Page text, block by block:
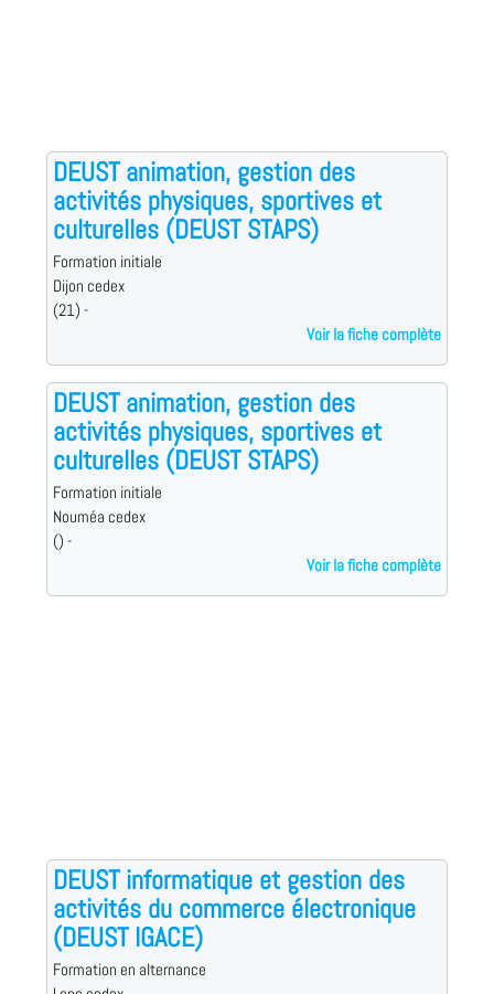
DEUST animation, gestion des
activités physiques, sportives et
culturelles (DEUST STAPS)
Formation initiale
Dijon cedex
(21) -
Voir la fiche complète
DEUST animation, gestion des
activités physiques, sportives et
culturelles (DEUST STAPS)
Formation initiale
Nouméa cedex
() -
Voir la fiche complète
DEUST informatique et gestion des
activités du commerce électronique
(DEUST IGACE)
Formation en alternance